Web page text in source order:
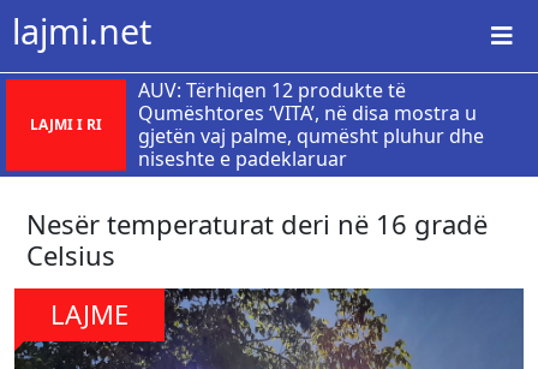
lajmi.net
LAJMI I RI
AUV: Tërhiqen 12 produkte të
Qumështores ‘VITA’, në disa mostra u
gjetën vaj palme, qumësht pluhur dhe
niseshte e padeklaruar
Nesër temperaturat deri në 16 gradë
Celsius
LAJME